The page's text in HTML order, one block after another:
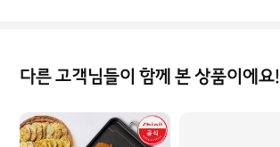
다른 고객님들이 함께 본 상품이에요!